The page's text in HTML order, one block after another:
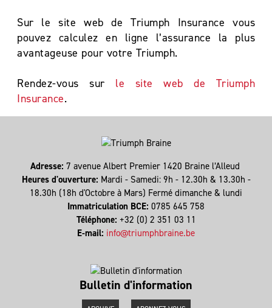
Sur le site web de Triumph Insurance vous
pouvez calculez en ligne l’assurance la plus
avantageuse pour votre Triumph.
Rendez-vous sur le site web de Triumph
Insurance.
Adresse: 7 avenue Albert Premier 1420 Braine l’Alleud
Heures d'ouverture: Mardi - Samedi: 9h - 12.30h & 13.30h -
18.30h (18h d'Octobre à Mars) Fermé dimanche & lundi
Immatriculation BCE: 0785 645 758
Téléphone: +32 (0) 2 351 03 11
E-mail: info@triumphbraine.be
Bulletin d'information